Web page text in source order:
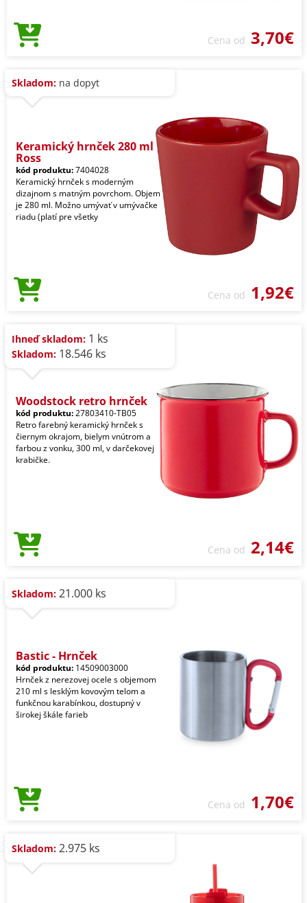
Cena od 3,70€
Skladom: na dopyt
Keramický hrnček 280 ml
Ross
kód produktu:7404028
Keramický hrnček s moderným
dizajnom s matným povrchom. Objem
je 280 ml. Možno umývať v umývačke
riadu (platí pre všetky
Cena od 1,92€
Ihneď skladom: 1 ks
Skladom: 18.546 ks
Woodstock retro hrnček
kód produktu:27803410-TB05
Retro farebný keramický hrnček s
čiernym okrajom, bielym vnútrom a
farbou z vonku, 300 ml, v darčekovej
krabičke.
Cena od 2,14€
Skladom: 21.000 ks
Bastic - Hrnček
kód produktu: 14509003000
Hrnček z nerezovej ocele s objemom
210 ml s lesklým kovovým telom a
funkčnou karabínkou, dostupný v
širokej škále farieb
Cena od 1,70€
Skladom: 2.975 ks